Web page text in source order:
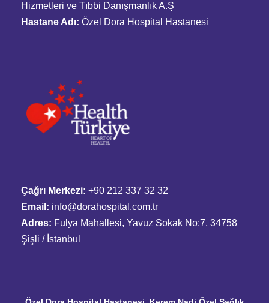
Hizmetleri ve Tıbbi Danışmanlık A.Ş
Hastane Adı: Özel Dora Hospital Hastanesi
Çağrı Merkezi: +90 212 337 32 32
Email: info@dorahospital.com.tr
Adres: Fulya Mahallesi, Yavuz Sokak No:7, 34758
Şişli / İstanbul